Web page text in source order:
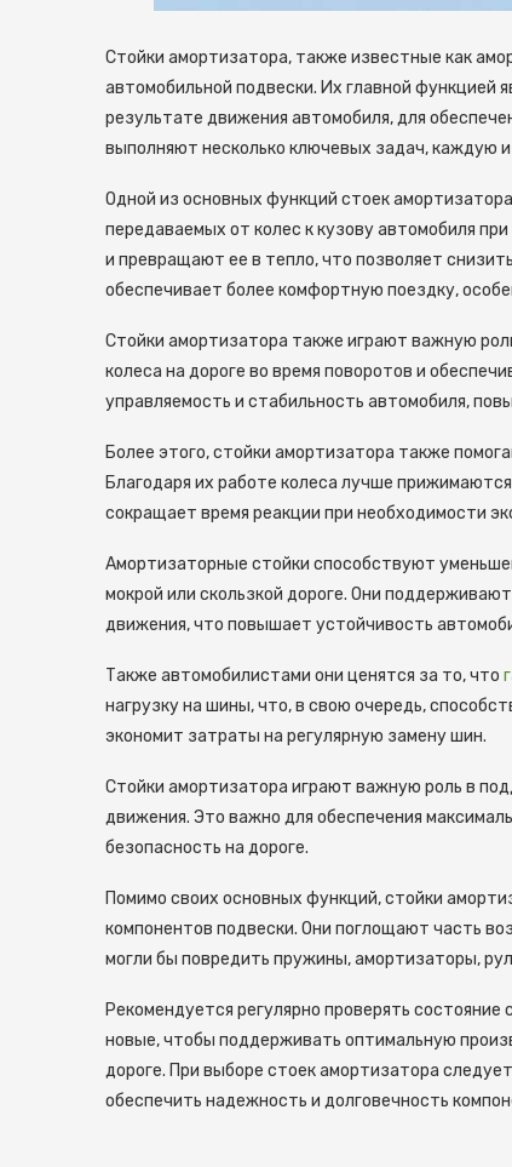
Стойки амортизатора, также известные как
автомобильной подвески. Их главной функцией
результате движения автомобиля, для
выполняют несколько ключевых задач, каждую
Одной из основных функций стоек
передаваемых от колес к кузову автомобиля
и превращают ее в тепло, что позволяет
обеспечивает более комфортную поездку,
Стойки амортизатора также играют важную
колеса на дороге во время поворотов и
управляемость и стабильность автомобиля,
Более этого, стойки амортизатора также
Благодаря их работе колеса лучше
сокращает время реакции при необходимости
Амортизаторные стойки способствуют
мокрой или скользкой дороге. Они
движения, что повышает устойчивость
Также автомобилистами они ценятся за то, что
нагрузку на шины, что, в свою очередь,
экономит затраты на регулярную замену шин.
Стойки амортизатора играют важную роль в
движения. Это важно для обеспечения
безопасность на дороге.
Помимо своих основных функций, стойки
компонентов подвески. Они поглощают часть
могли бы повредить пружины, амортизаторы,
Рекомендуется регулярно проверять
новые, чтобы поддерживать оптимальную
дороге. При выборе стоек амортизатора
обеспечить надежность и долговечность